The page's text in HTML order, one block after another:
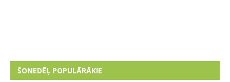
ŠONEDĒĻ POPULĀRĀKIE